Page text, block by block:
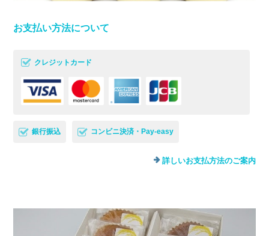
お支払い方法について
クレジットカード
銀行振込 コンビニ決済・Pay-easy
詳しいお支払方法のご案内